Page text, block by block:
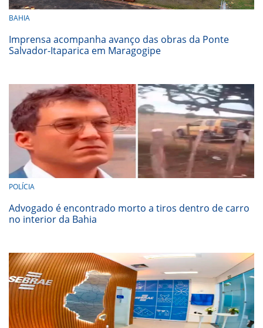
BAHIA
Imprensa acompanha avanço das obras da Ponte
Salvador-Itaparica em Maragogipe
POLÍCIA
Advogado é encontrado morto a tiros dentro de carro
no interior da Bahia